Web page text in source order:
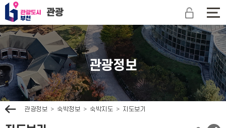
관
광
도
시
부
천
문
광
관
광
전
체
메
뉴
보
기
관광정보
이
관광정보 숙박정보 숙박지도 지도보기